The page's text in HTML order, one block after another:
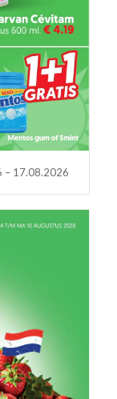
– 17.08.2026